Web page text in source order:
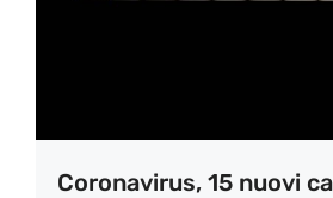
Coronavirus, 15 nuovi